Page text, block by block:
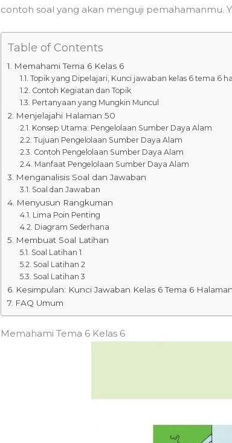
contoh soal yang akan menguji pemahamanmu.
Table of Contents
Memahami Tema 6 Kelas 6
Topik yang Dipelajari, Kunci jawaban kelas 6 tema 6
Contoh Kegiatan dan Topik
Pertanyaan yang Mungkin Muncul
Menjelajahi Halaman 50
Konsep Utama: Pengelolaan Sumber Daya Alam
Tujuan Pengelolaan Sumber Daya Alam
Contoh Pengelolaan Sumber Daya Alam
Manfaat Pengelolaan Sumber Daya Alam
Menganalisis Soal dan Jawaban
Soal dan Jawaban
Menyusun Rangkuman
Lima Poin Penting
Diagram Sederhana
Membuat Soal Latihan
Soal Latihan 1
Soal Latihan 2
Soal Latihan 3
Kesimpulan: Kunci Jawaban Kelas 6 Tema 6
FAQ Umum
Memahami Tema 6 Kelas 6